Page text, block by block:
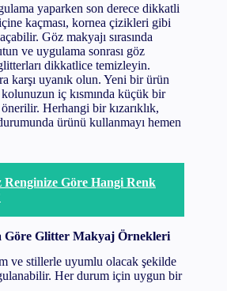
yaparken son derece dikkatli
kaçması, kornea çizikleri gibi
Göz makyajı sırasında
ve uygulama sonrası göz
dikkatlice temizleyin.
karşı uyanık olun. Yeni bir ürün
iç kısmında küçük bir
Herhangi bir kızarıklık,
ürünü kullanmayı hemen
Renginize Göre Hangi Renk
Göre Glitter Makyaj Örnekleri
ve stillerle uyumlu olacak şekilde
Her durum için uygun bir